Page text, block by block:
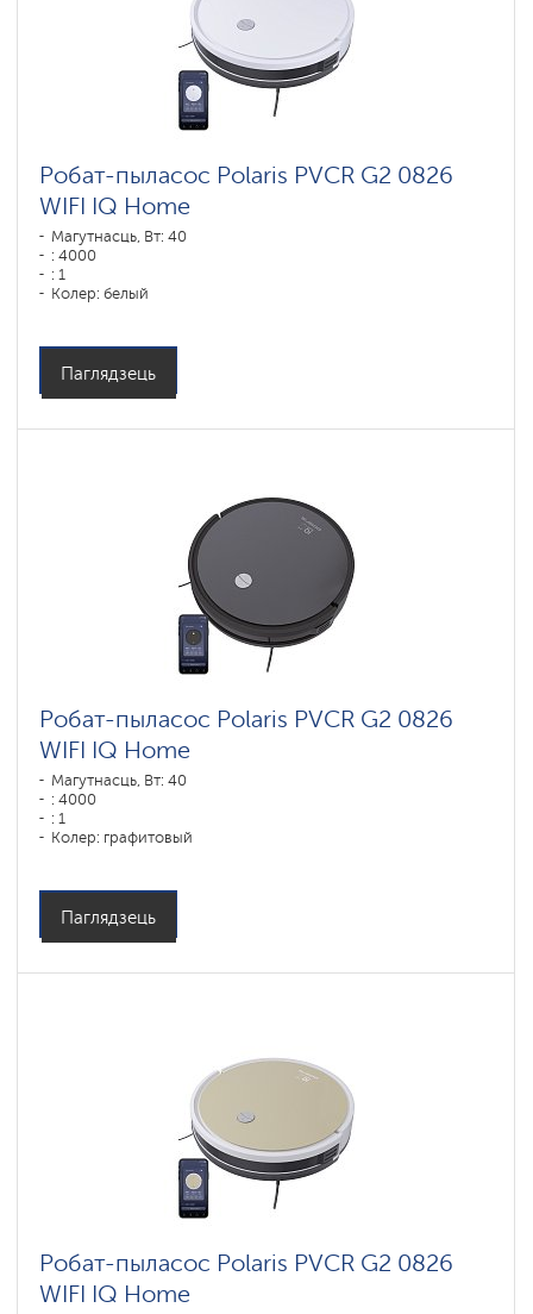
Робат-пыласос Polaris PVCR G2 0826
WIFI IQ Home
Магутнасць, Вт: 40
: 4000
: 1
Колер: белый
Паглядзець
Робат-пыласос Polaris PVCR G2 0826
WIFI IQ Home
Магутнасць, Вт: 40
: 4000
: 1
Колер: графитовый
Паглядзець
Робат-пыласос Polaris PVCR G2 0826
WIFI IQ Home